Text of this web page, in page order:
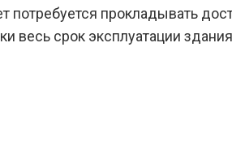
прокладывать
весь срок эксплуатации